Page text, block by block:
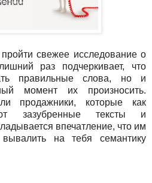
свежее исследование о
раз подчеркивает, что
правильные слова, но и
момент их произносить.
продажники, которые как
зазубренные тексты и
впечатление, что им
на тебя семантику